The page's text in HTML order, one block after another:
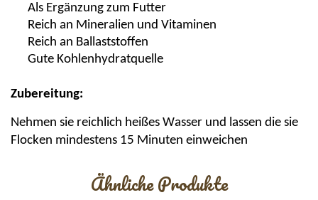
Als Ergänzung zum Futter
Reich an Mineralien und Vitaminen
Reich an Ballaststoffen
Gute Kohlenhydratquelle
Zubereitung:
Nehmen sie reichlich heißes Wasser und lassen die sie
Flocken mindestens 15 Minuten einweichen
Ähnliche Produkte